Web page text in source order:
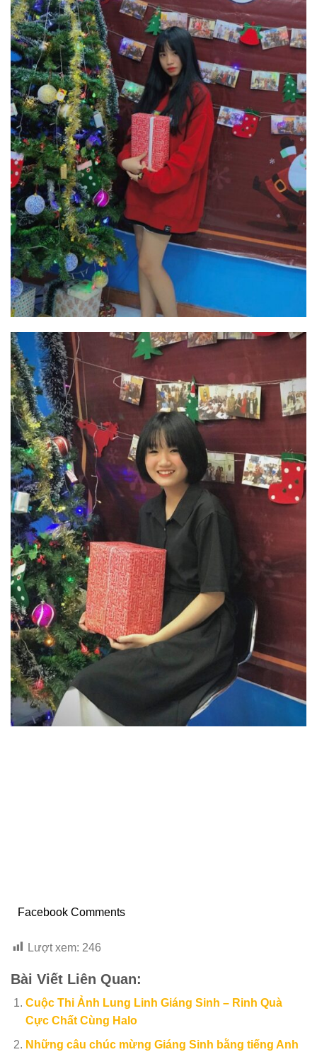
Facebook Comments
Lượt xem: 246
Bài Viết Liên Quan:
Cuộc Thi Ảnh Lung Linh Giáng Sinh – Rinh Quà
Cực Chất Cùng Halo
Những câu chúc mừng Giáng Sinh bằng tiếng Anh